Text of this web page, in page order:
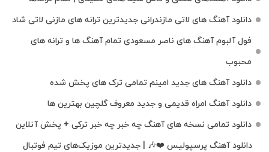
دانلود آهنگ‌ های لاتی مازندرانی جدیدترین ترانه های مازنی لاتی شاد
فول آلبوم آهنگ‌ های ناصر مسعودی تمام آهنگ‌ ها و ترانه‌ های
محبوب
دانلود آهنگ های جدید امینم تمامی ترک های پخش شده
دانلود آهنگ امراه قدیمی و جدید معروف گلچین بهترین ها
دانلود تمامی نسخه های آهنگ چه خبر چه خبر ترکی + پخش آنلاین
دانلود آهنگ پرسپولیس ❤️🎶 | جدیدترین موزیک‌های تیم فوتبال